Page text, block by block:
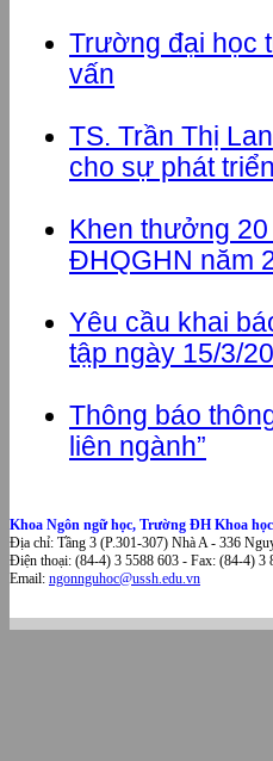
Trường đại học
vấn
TS. Trần Thị
cho sự phát
Khen thưởng
ĐHQGHN năm
Yêu cầu khai
tập ngày 15/3/
Thông báo
liên ngành”
Khoa Ngôn ngữ học, Trường ĐH Khoa
Địa chỉ: Tầng 3 (P.301-307) Nhà A - 336
Điện thoại: (84-4) 3 5588 603 - Fax: (84-4) 3
Email: ngonnguhoc@ussh.edu.vn